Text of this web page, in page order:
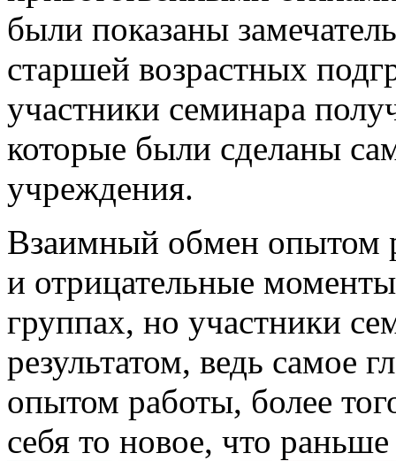
были показаны
старшей возрастных
участники семинара
которые были сделаны
учреждения.
Взаимный обмен опытом
и отрицательные
группах, но участники
результатом, ведь самое
опытом работы, более
себя то новое, что